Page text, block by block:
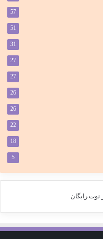
57
51
31
27
27
26
26
22
18
5
نوت رایگان